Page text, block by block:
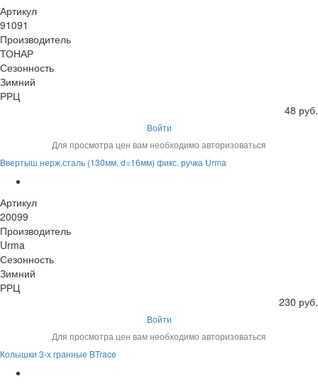
Артикул
91091
Производитель
ТОНАР
Сезонность
Зимний
РРЦ
48 руб.
Войти
Для просмотра цен вам необходимо авторизоваться
Ввертыш нерж.сталь (130мм, d=16мм) фикс. ручка Urma
Артикул
20099
Производитель
Urma
Сезонность
Зимний
РРЦ
230 руб.
Войти
Для просмотра цен вам необходимо авторизоваться
Колышки 3-х гранные BTrace